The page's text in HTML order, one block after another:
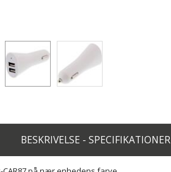
BESKRIVELSE - SPECIFIKATIONER